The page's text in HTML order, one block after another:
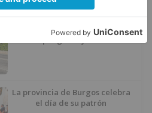
Esperar al autobús en el HUBU es
un peligro bajo el sol
La provincia de Burgos celebra
el día de su patrón